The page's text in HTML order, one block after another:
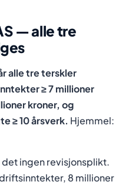
— alle tre
alle tre terskler
≥ 7 millioner
kroner, og
≥ 10 årsverk. Hjemmel:
ingen revisjonsplikt.
8 millioner